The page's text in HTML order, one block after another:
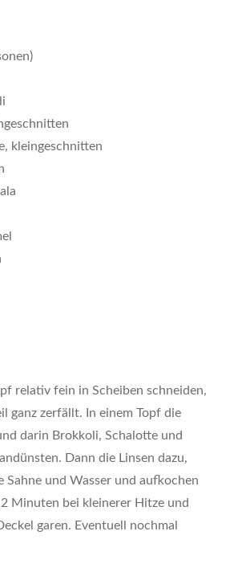
kleingeschnitten
relativ fein in Scheiben schneiden,
ganz zerfällt. In einem Topf die
darin Brokkoli, Schalotte und
Dann die Linsen dazu,
Sahne und Wasser und aufkochen
Minuten bei kleinerer Hitze und
garen. Eventuell nochmal